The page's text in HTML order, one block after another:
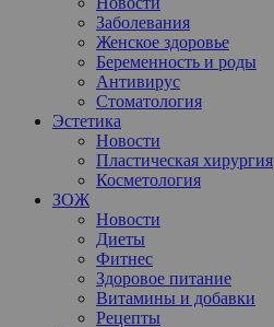
Заболевания
Женское здоровье
Беременность и роды
Антивирус
Стоматология
Эстетика
Новости
Пластическая хирургия
Косметология
ЗОЖ
Новости
Диеты
Фитнес
Здоровое питание
Витамины и добавки
Рецепты